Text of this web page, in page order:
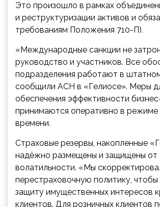
Это произошло в рамках
и реструктуризации активов и
требованиям Положения 710-П).
«Международные санкции не
руководство и участников. Все
подразделения работают в
сообщили АСН в «Гелиосе». Меры
обеспечения эффективности
принимаются оперативно в режиме
времени.
Страховые резервы, накопленные
надёжно размещены и защищены от
волатильности. «Мы
перестраховочную политику, чтобы
защиту имущественных интересов
клиентов. Для розничных клиентов